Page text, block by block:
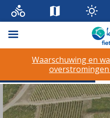
Menu
Waarschuwing en
overstromingen